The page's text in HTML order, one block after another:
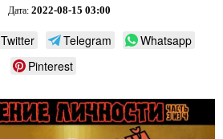
Дата: 2022-08-15 03:00
Twitter Telegram
Whatsapp
Pinterest